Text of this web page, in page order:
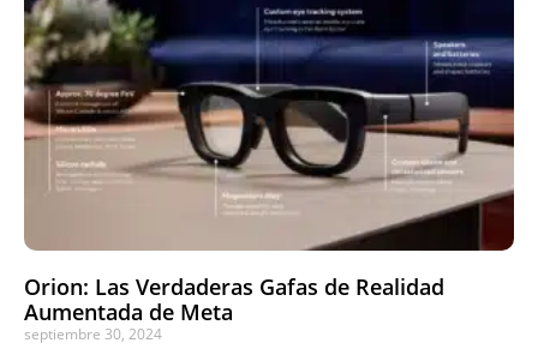
Orion: Las Verdaderas Gafas de Realidad
Aumentada de Meta
septiembre 30, 2024